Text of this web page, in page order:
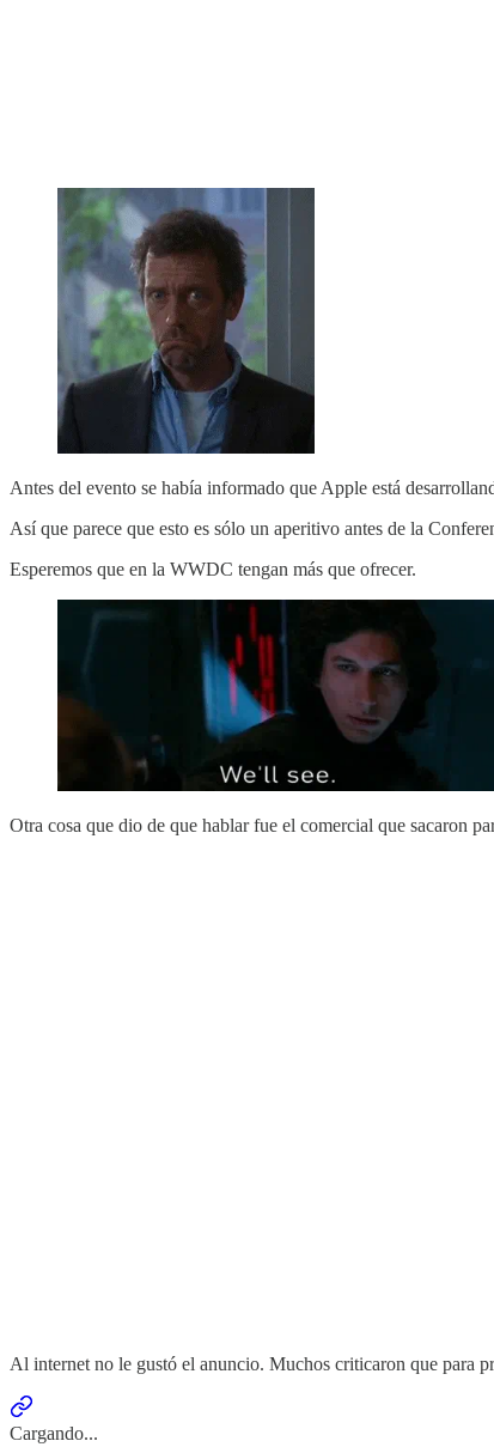
Antes del evento se había informado que Apple está
Así que parece que esto es sólo un aperitivo antes de la
Esperemos que en la WWDC tengan más que ofrecer.
Otra cosa que dio de que hablar fue el comercial que sacaron
Al internet no le gustó el anuncio. Muchos criticaron que para
Cargando...